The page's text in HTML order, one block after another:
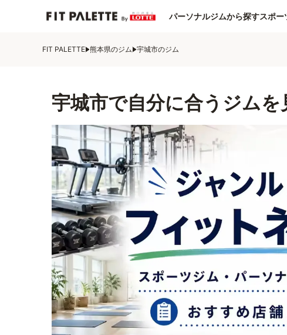
パーソナルジムから探すスポー
FIT PALETTE 熊本県のジム 宇城市のジム
宇城市で自分に合うジムを